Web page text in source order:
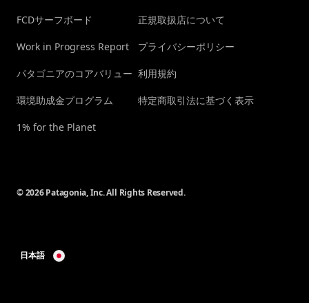
FCDサーフボード
Work in Progress Report
パタゴニアのコアバリュー
環境助成金プログラム
1% for the Planet
正規取扱店について
プライバシーポリシー
利用規約
特定商取引法に基づく表示
© 2026 Patagonia, Inc. All Rights Reserved.
日本語